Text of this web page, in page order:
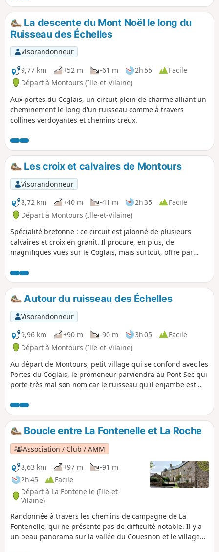
s'impatiente déjà de vous entraîner dans ses facéties
tourbillonnantes…
La descente du Mont Noël le long du
Ruisseau des Échelles
Visorandonneur
9,77 km
+52 m -61 m 2h 55
Facile
Départ à Montours (Ille-et-Vilaine)
Aux portes du Coglais, un circuit plein de charme alliant un
cheminement le long d'un ruisseau comme à travers
collines verdoyantes et chemins creux.
Les croix et calvaires de Montours
Visorandonneur
8,72 km
+40 m -41 m 2h 35
Facile
Départ à Montours (Ille-et-Vilaine)
Spécialité bretonne : ce circuit est jalonné de plusieurs
calvaires et croix en granit. Il procure, en plus, de
magnifiques vues sur le Coglais, mais surtout, offre par
la Baie du Mont-Saint-Michel et vers l'Ouest sur les collines
de l'arrière-pays fougerais.
Autour du ruisseau des Échelles
Visorandonneur
9,96 km
+90 m -90 m 3h 05
Facile
Départ à Montours (Ille-et-Vilaine)
Au départ de Montours, petit village qui se confond avec les
Portes du Coglais, le promeneur parviendra au Pont Sec qui
porte très mal son nom car le ruisseau qu'il enjambe est
Estuaires. Le circuit comprend deux boucles, la deuxième
pouvant être ignorée, ramenant la distance à 6km.
Boucle entre La Fontenelle et La Roche
Association / Club / AMM
8,63 km
+97 m
-91 m
2h 45
Facile
Départ à La Fontenelle (Ille-et-
Vilaine)
Randonnée à travers les chemins de campagne de La
Fontenelle, qui ne présente pas de difficulté notable. Il y a
un beau panorama sur la vallée du Couesnon et le village